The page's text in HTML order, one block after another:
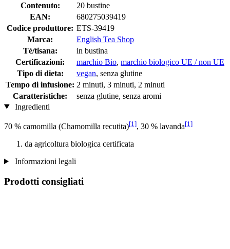
Contenuto:
20 bustine
EAN:
680275039419
Codice produttore: ETS-39419
Marca:
English Tea Shop
Tè/tisana:
in bustina
Certificazioni:
marchio Bio, marchio biologico UE / non UE
Tipo di dieta:
vegan, senza glutine
Tempo di infusione: 2 minuti, 3 minuti, 2 minuti
Caratteristiche:
senza glutine, senza aromi
Ingredienti
70 % camomilla (Chamomilla recutita)[1], 30 % lavanda[1]
da agricoltura biologica certificata
Informazioni legali
Prodotti consigliati